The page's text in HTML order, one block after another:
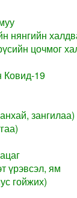
нянгийн
цочмог
Ковид-19
зангилаа)
үрэвсэл, ям
гойжих)